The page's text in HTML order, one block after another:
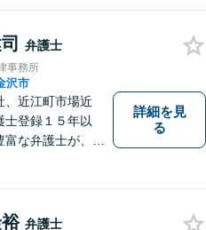
。 弁護士
事務所
沢市
、近江町市場近
士登録１５年以
富な弁護士が、誠
詳細を見
る
弁護士